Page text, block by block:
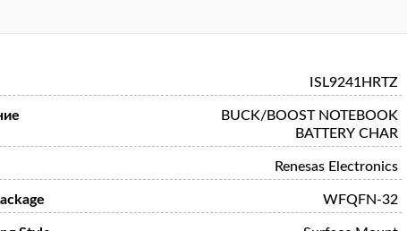
ISL9241HRTZ
BUCK/BOOST NOTEBOOK
BATTERY CHAR
Renesas Electronics
WFQFN-32